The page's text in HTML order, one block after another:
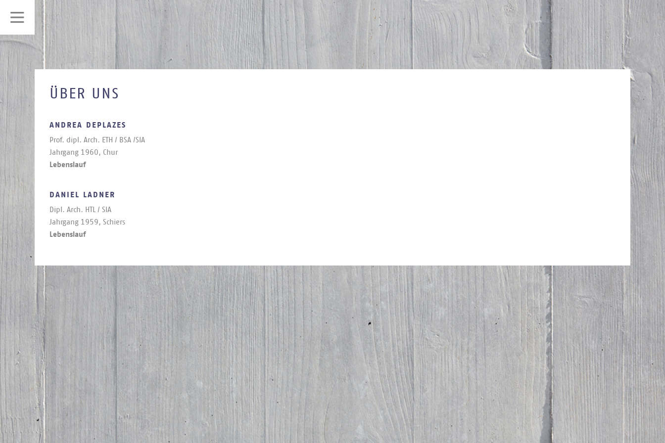
ÜBER UNS
ANDREA DEPLAZES
Prof. dipl. Arch. ETH / BSA /SIA
Jahr­gang 1960, Chur
Lebenslauf
DANIEL LADNER
Dipl. Arch. HTL / SIA
Jahr­gang 1959, Schiers
Lebenslauf